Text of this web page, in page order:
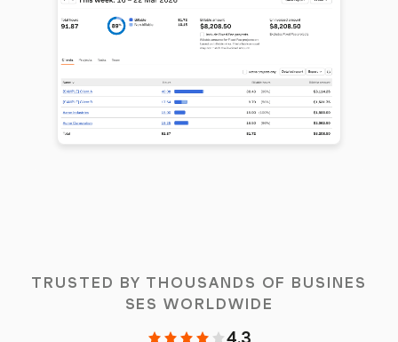
TRUSTED BY THOUSANDS OF BUSINES
SES WORLDWIDE